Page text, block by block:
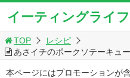
イーティングライフ
TOP
レシピ
あさイチのポークソテーキュ
本ページにはプロモーションが